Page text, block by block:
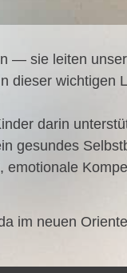
— sie lei­ten
dar­in
gesun­des
im neu­en